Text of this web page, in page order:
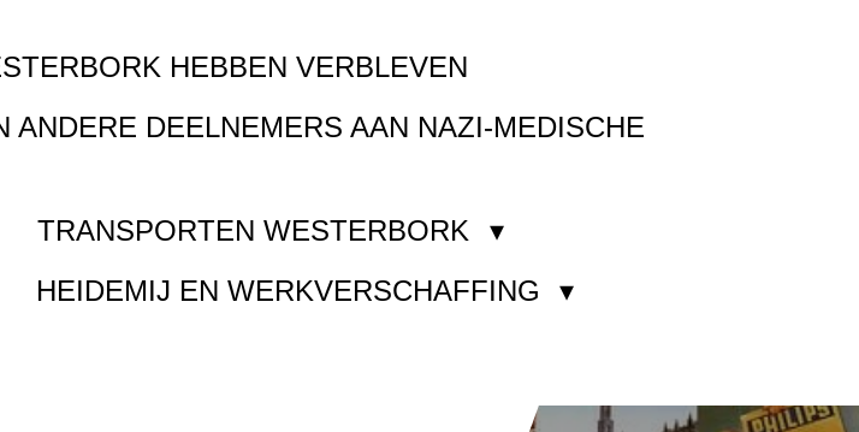
HEBBEN VERBLEVEN
DEELNEMERS AAN NAZI-MEDISCHE
TRANSPORTEN WESTERBORK
HEIDEMIJ EN WERKVERSCHAFFING